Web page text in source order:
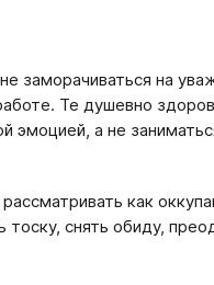
заморачиваться на
Те душевно
а не
как
снять обиду,